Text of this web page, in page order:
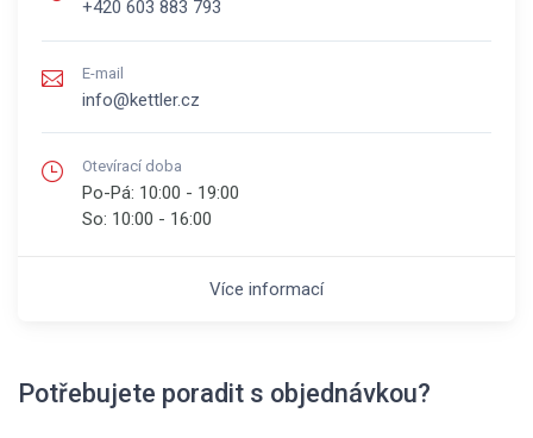
+420 603 883 793
E-mail
info@kettler.cz
Otevírací doba
Po-Pá: 10:00 - 19:00
So: 10:00 - 16:00
Více informací
Potřebujete poradit s objednávkou?